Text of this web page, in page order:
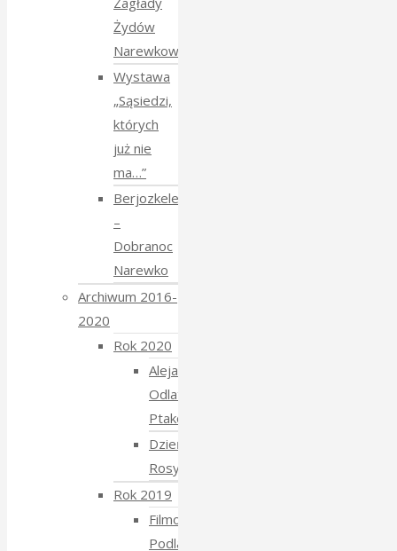
Żydów
Narewkowskich
Wystawa
„Sąsiedzi,
których
już nie
ma…”
Berjozkele
–
Dobranoc
Narewko
Archiwum 2016-
2020
Rok 2020
Aleja
Odlatujących
Ptaków
Dzień
Rosyjski
Rok 2019
Filmowe
Podlasie